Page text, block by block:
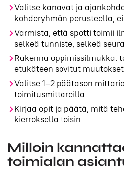
Valitse kanavat ja
kohderyhmän perusteella,
Varmista, että spotti toimii
selkeä tunniste, selkeä
Rakenna oppimissilmukka:
etukäteen sovitut muutokset
Valitse 1–2 päätason
toimitusmittareilla
Kirjaa opit ja päätä, mitä
kierroksella toisin
Milloin
toimialan